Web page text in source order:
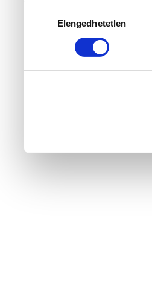
amelyeket
használt
kiválasztásaElengedhetetlen